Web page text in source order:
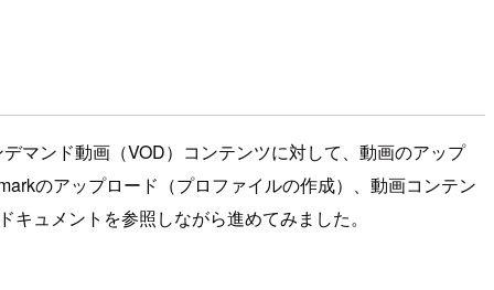
マンド動画（VOD）コンテンツに対して、動画のアップ
のアップロード（プロファイルの作成）、動画コンテン
ュメントを参照しながら進めてみました。